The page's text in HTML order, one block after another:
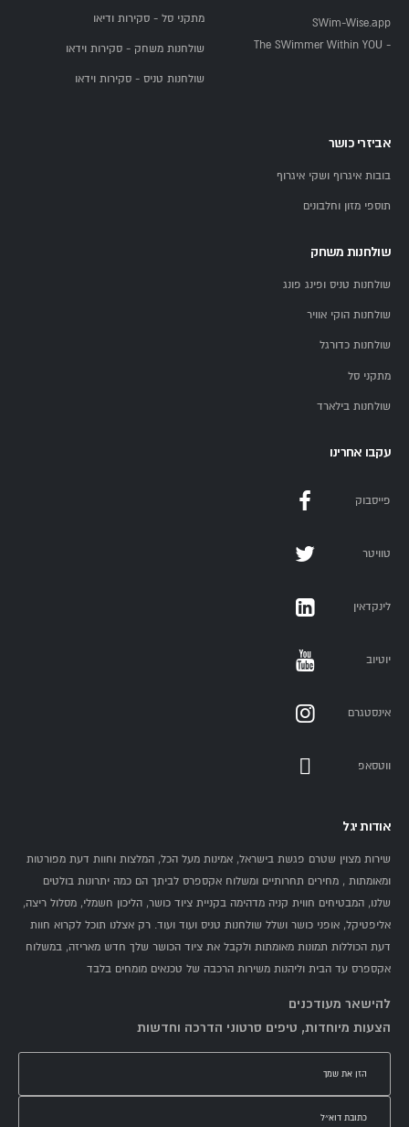
SWim-Wise.app
- The SWimmer Within YOU
מתקני סל - סקירות ודיאו
שולחנות משחק - סקירות וידאו
שולחנות טניס - סקירות וידאו
אביזרי כושר
בובות איגרוף ושקי איגרוף
תוספי מזון וחלבונים
שולחנות משחק
שולחנות טניס ופינג פונג
שולחנות הוקי אוויר
שולחנות כדורגל
מתקני סל
שולחנות בילארד
עקבו אחרינו
פייסבוק
טוויטר
לינקדאין
יוטיוב
אינסטגרם
ווטסאפ
אודות יגל
שירות מצוין שטרם פגשת בישראל, אמינות מעל הכל, המלצות וחוות דעת מפורטות
ומאומתות , מחירים תחרותיים ומשלוח אקספרס לביתך הם כמה יתרונות בולטים
שלנו, המבטיחים חווית קניה מדהימה בקניית ציוד כושר, הליכון חשמלי, מסלול ריצה,
אליפטיקל, אופני כושר ושלל שולחנות טניס ועוד ועוד. רק אצלנו תוכל לקרוא חוות
דעת הכוללות תמונות מאומתות ולקבל את ציוד הכושר שלך חדש מאריזה, במשלוח
אקספרס עד הבית וליהנות משירות הרכבה של טכנאים מומחים בלבד
להישאר מעודכנים
הצעות מיוחדות, טיפים סרטוני הדרכה וחדשות